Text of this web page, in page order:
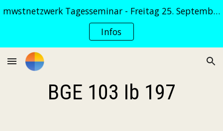
Skip to main content Skip to navigation
mwstnetzwerk Tagesseminar - Freitag 25. September 2026
Infos
BGE 103 Ib 197